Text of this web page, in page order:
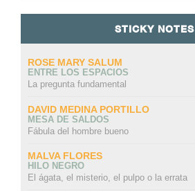
STICKY NOTES
ROSE MARY SALUM
ENTRE LOS ESPACIOS
La pregunta fundamental
DAVID MEDINA PORTILLO
MESA DE SALDOS
Fábula del hombre bueno
MALVA FLORES
HILO NEGRO
El ágata, el misterio, el pulpo o la errata